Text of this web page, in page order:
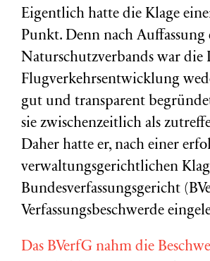
Eigentlich hatte die Klage
Punkt. Denn nach Auffassung
Naturschutzverbands war die
Flugverkehrsentwicklung
gut und transparent
sie zwischenzeitlich als
Daher hatte er, nach einer
verwaltungsgerichtlichen
Bundesverfassungsgericht
Verfassungsbeschwerde
Das BVerfG nahm die